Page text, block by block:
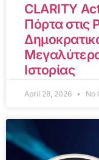
CLARITY
Πόρτα στις
Ιστορίας
April 28, 2026 No